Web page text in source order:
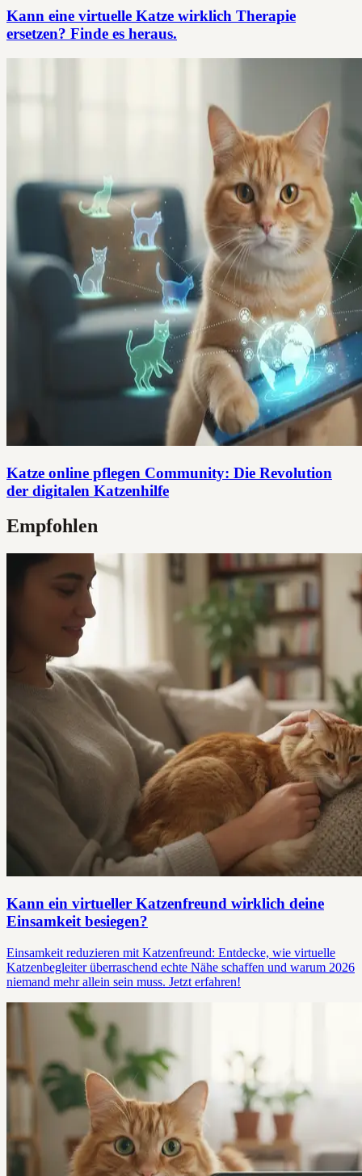
Kann eine virtuelle Katze wirklich Therapie
ersetzen? Finde es heraus.
Katze online pflegen Community: Die Revolution
der digitalen Katzenhilfe
Empfohlen
Kann ein virtueller Katzenfreund wirklich deine
Einsamkeit besiegen?
Einsamkeit reduzieren mit Katzenfreund: Entdecke, wie virtuelle
Katzenbegleiter überraschend echte Nähe schaffen und warum 2026
niemand mehr allein sein muss. Jetzt erfahren!